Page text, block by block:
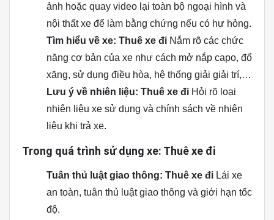
ảnh hoặc quay video lại toàn bộ ngoại hình và
nội thất xe để làm bằng chứng nếu có hư hỏng.
Tìm hiểu về xe: Thuê xe đi Nắm rõ các chức
năng cơ bản của xe như cách mở nắp capo, đổ
xăng, sử dụng điều hòa, hệ thống giải giải trí,…
Lưu ý về nhiên liệu: Thuê xe đi Hỏi rõ loại
nhiên liệu xe sử dụng và chính sách về nhiên
liệu khi trả xe.
Trong quá trình sử dụng xe: Thuê xe đi
Tuân thủ luật giao thông: Thuê xe đi Lái xe
an toàn, tuân thủ luật giao thông và giới hạn tốc
độ.